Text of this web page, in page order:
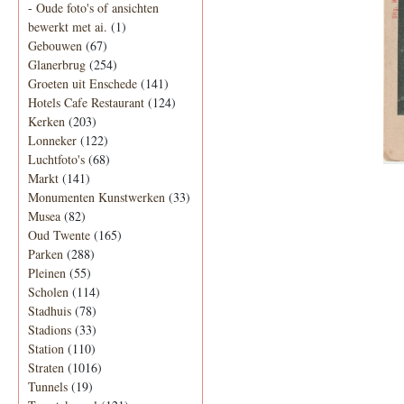
- Oude foto's of ansichten
bewerkt met ai. (1)
Gebouwen (67)
Glanerbrug (254)
Groeten uit Enschede (141)
Hotels Cafe Restaurant (124)
Kerken (203)
Lonneker (122)
Luchtfoto's (68)
Markt (141)
Monumenten Kunstwerken (33)
Musea (82)
Oud Twente (165)
Parken (288)
Pleinen (55)
Scholen (114)
Stadhuis (78)
Stadions (33)
Station (110)
Straten (1016)
Tunnels (19)